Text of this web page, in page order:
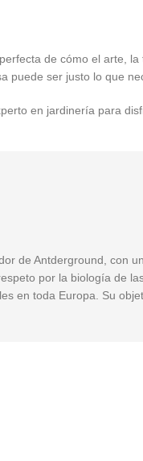
de cómo el arte,
puede ser justo lo que
en jardinería para
de Antderground, con
por la biología de
en toda Europa. Su